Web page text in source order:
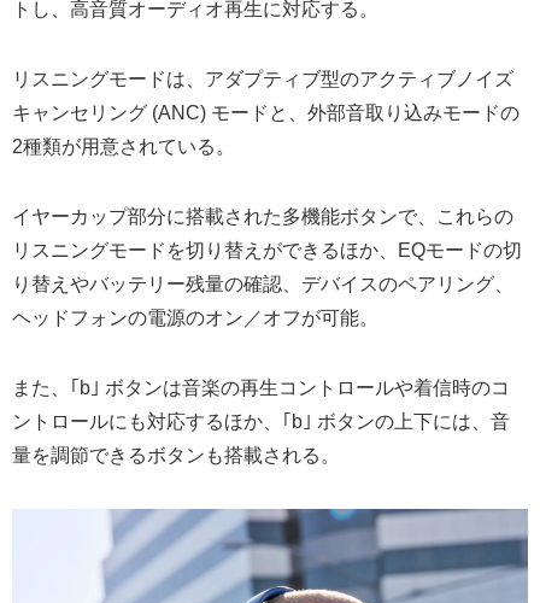
トし、高音質オーディオ再生に対応する。
リスニングモードは、アダプティブ型のアクティブノイズ
キャンセリング (ANC) モードと、外部音取り込みモードの
2種類が用意されている。
イヤーカップ部分に搭載された多機能ボタンで、これらの
リスニングモードを切り替えができるほか、EQモードの切
り替えやバッテリー残量の確認、デバイスのペアリング、
ヘッドフォンの電源のオン／オフが可能。
また、｢b｣ ボタンは音楽の再生コントロールや着信時のコ
ントロールにも対応するほか、｢b｣ ボタンの上下には、音
量を調節できるボタンも搭載される。